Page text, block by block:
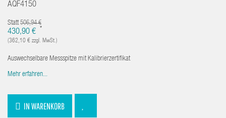
AQF4150
Statt506,94 €
430,90 € *
(362,10 € zzgl. MwSt.)
Auswechselbare Messspitze mit Kalibrierzertifikat
Mehr erfahren...
IN WARENKORB